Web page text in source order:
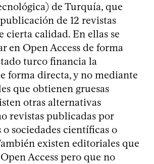
de Turquía, que
de 12 revistas
cierta calidad. En ellas se
en Open Access de forma
turco financia la
forma directa, y no mediante
que obtienen gruesas
otras alternativas
revistas publicadas por
sociedades científicas o
existen editoriales que
Access pero que no